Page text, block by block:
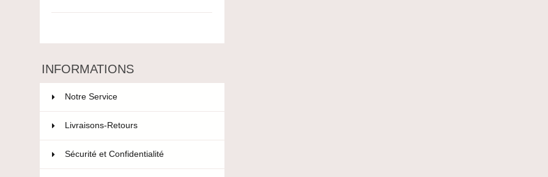
INFORMATIONS
Notre Service
Livraisons-Retours
Sécurité et Confidentialité